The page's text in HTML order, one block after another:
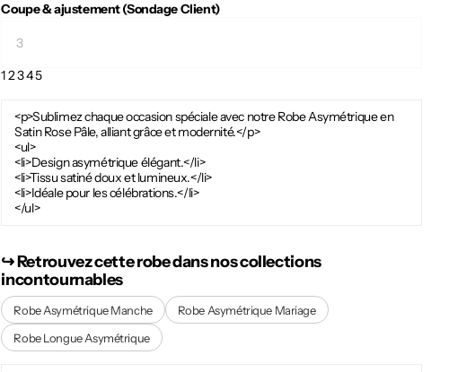
Coupe & ajustement (Sondage Client)
12345
<p>Sublimez chaque occasion spéciale avec notre Robe Asymétrique en
Satin Rose Pâle, alliant grâce et modernité.</p>
<ul>
<li>Design asymétrique élégant.</li>
<li>Tissu satiné doux et lumineux.</li>
<li>Idéale pour les célébrations.</li>
</ul>
↪︎ Retrouvez cette robe dans nos collections
incontournables
Robe Asymétrique Manche
Robe Asymétrique Mariage
Robe Longue Asymétrique